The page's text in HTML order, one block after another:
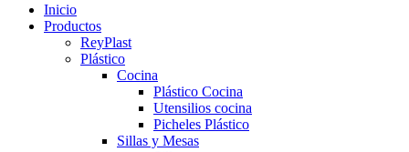
Inicio
Productos
ReyPlast
Plástico
Cocina
Plástico Cocina
Utensilios cocina
Picheles Plástico
Sillas y Mesas